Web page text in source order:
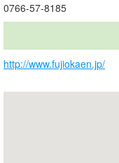
0766-57-8185
http://www.fujiokaen.jp/